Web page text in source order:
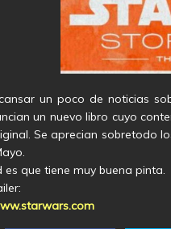
un poco de noticias
un nuevo libro cuyo
Se aprecian sobretodo
es que tiene muy buena pinta.